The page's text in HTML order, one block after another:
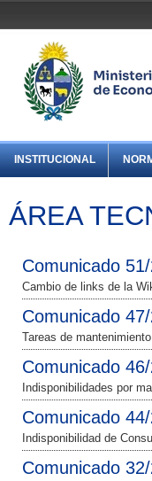
INSTITUCIONAL
ÁREA
Comunicado
Cambio de links de la
Comunicado
Tareas de
Comunicado
Indisponibilidades por
Comunicado
Indisponibilidad de
Comunicado